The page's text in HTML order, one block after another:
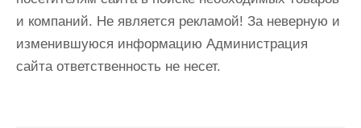
и компаний. Не является рекламой! За неверную и
изменившуюся информацию Администрация
сайта ответственность не несет.